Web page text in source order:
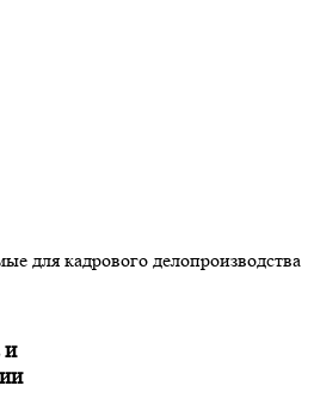
для кадрового делопроизводства
и